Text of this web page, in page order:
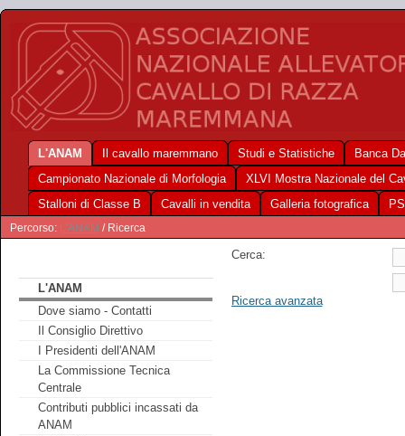
L'ANAM Il cavallo maremmano Studi e Statistiche
Banca
Campionato Nazionale di Morfologia
XLVI Mostra Nazionale del
Stalloni di Classe B
Cavalli in vendita Galleria fotografica
Percorso: L'ANAM / Ricerca
L'ANAM
Dove siamo - Contatti
Il Consiglio Direttivo
I Presidenti dell'ANAM
La Commissione Tecnica
Centrale
Contributi pubblici incassati da
ANAM
Cerca:
Ricerca avanzata